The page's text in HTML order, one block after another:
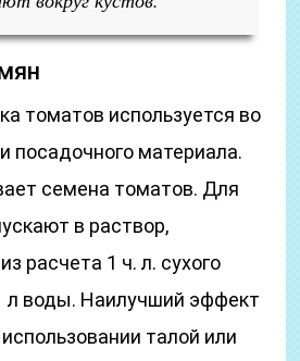
томатов используется во
посадочного материала.
семена томатов. Для
в раствор,
расчета 1 ч. л. сухого
л воды. Наилучший эффект
талой или